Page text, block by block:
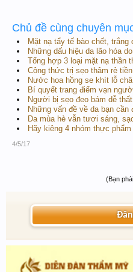
Chủ đề cùng chuyên
Mặt nạ tẩy tế bào chết,
Những dấu hiệu da lão hóa
Tổng hợp 3 loại mặt nạ thần
Công thức trị sẹo thâm rẻ
Nước hoa hồng se khít lỗ
Bí quyết trang điểm vạn
Người bị sẹo đeo bám dễ
Những vấn đề về da bạn
Da mùa hè vẫn tươi sáng,
Hãy kiêng 4 nhóm thực
4/5/17
(Bạn